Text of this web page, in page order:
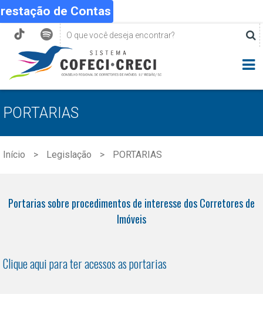
de Contas
PORTARIAS
Início Legislação PORTARIAS
Portarias sobre procedimentos de interesse dos Corretores de
Imóveis
Clique aqui para ter acessos as portarias